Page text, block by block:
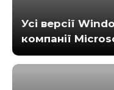
Усі версії
компанії